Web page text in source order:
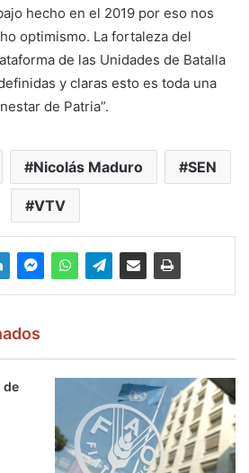
hecho en el 2019 por eso nos
optimismo. La fortaleza del
de las Unidades de Batalla
y claras esto es toda una
de Patria”.
Nicolás Maduro SEN
VTV
de